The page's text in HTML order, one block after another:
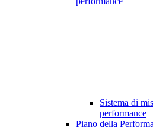
Sistema di
performance
Piano della